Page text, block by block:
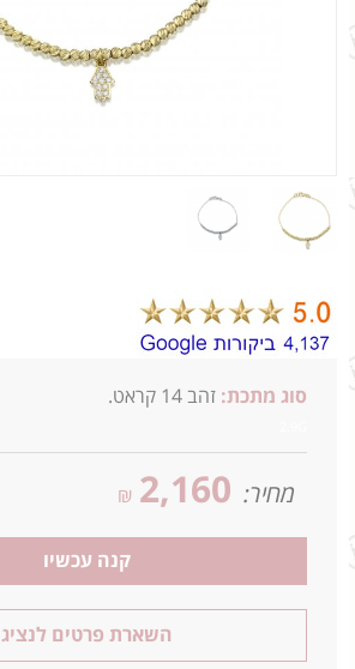
סוג מתכת: זהב 14 קראט.
מחיר: 2,160
₪
קנה עכשיו
השארת פרטים לנציג